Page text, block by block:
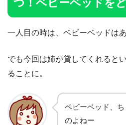
つ！ベビーベッドを
一人目の時は、ベビーベッドは
でも今回は姉が貸してくれると
ることに。
ベビーベッド、
のよねー